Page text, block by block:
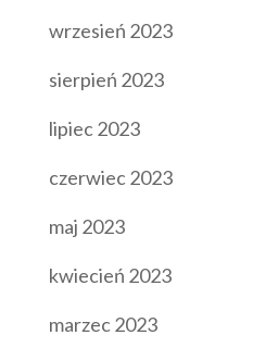
wrzesień 2023
sierpień 2023
lipiec 2023
czerwiec 2023
maj 2023
kwiecień 2023
marzec 2023